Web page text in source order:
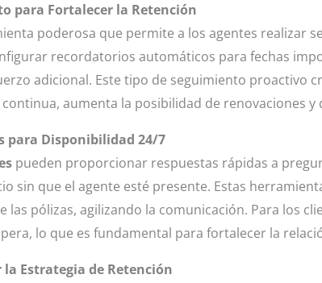
para Fortalecer la Retención
poderosa que permite a los agentes realizar
recordatorios automáticos para fechas
adicional. Este tipo de seguimiento proactivo
aumenta la posibilidad de renovaciones y
para Disponibilidad 24/7
pueden proporcionar respuestas rápidas a
sin que el agente esté presente. Estas
las pólizas, agilizando la comunicación. Para los
lo que es fundamental para fortalecer la
Estrategia de Retención